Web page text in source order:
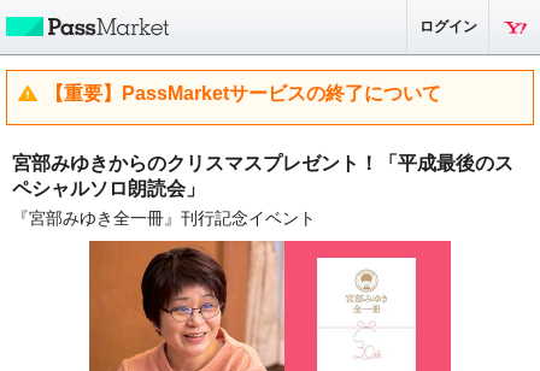
ログイン
【重要】PassMarketサービスの終了について
宮部みゆきからのクリスマスプレゼント！「平成最後のス
ペシャルソロ朗読会」
『宮部みゆき全一冊』刊行記念イベント